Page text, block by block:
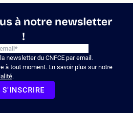
à notre newsletter
!
newsletter du CNFCE par email.
à tout moment. En savoir plus sur notre
.
S'INSCRIRE